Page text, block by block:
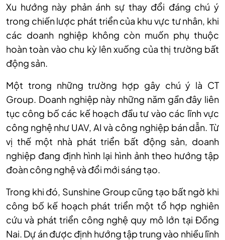
Xu hướng này phản ánh sự thay đổi đáng chú ý
trong chiến lược phát triển của khu vực tư nhân, khi
các doanh nghiệp không còn muốn phụ thuộc
hoàn toàn vào chu kỳ lên xuống của thị trường bất
động sản.
Một trong những trường hợp gây chú ý là CT
Group. Doanh nghiệp này những năm gần đây liên
tục công bố các kế hoạch đầu tư vào các lĩnh vực
công nghệ như UAV, AI và công nghiệp bán dẫn. Từ
vị thế một nhà phát triển bất động sản, doanh
nghiệp đang định hình lại hình ảnh theo hướng tập
đoàn công nghệ và đổi mới sáng tạo.
Trong khi đó, Sunshine Group cũng tạo bất ngờ khi
công bố kế hoạch phát triển một tổ hợp nghiên
cứu và phát triển công nghệ quy mô lớn tại Đồng
Nai. Dự án được định hướng tập trung vào nhiều lĩnh